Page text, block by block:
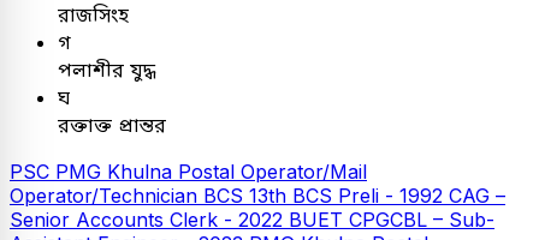
রাজসিংহ
গ
পলাশীর যুদ্ধ
ঘ
রক্তাক্ত প্রান্তর
PSC PMG Khulna Postal Operator/Mail
Operator/Technician BCS 13th BCS Preli - 1992 CAG –
Senior Accounts Clerk - 2022 BUET CPGCBL – Sub-